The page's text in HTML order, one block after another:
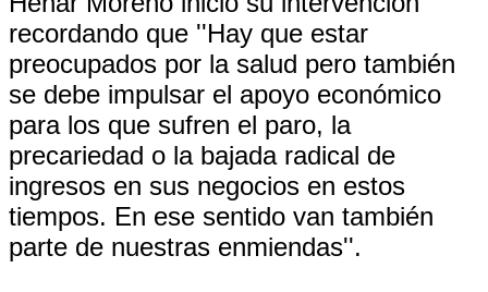
recordando que ''Hay que estar
preocupados por la salud pero también
se debe impulsar el apoyo económico
para los que sufren el paro, la
precariedad o la bajada radical de
ingresos en sus negocios en estos
tiempos. En ese sentido van también
parte de nuestras enmiendas''.